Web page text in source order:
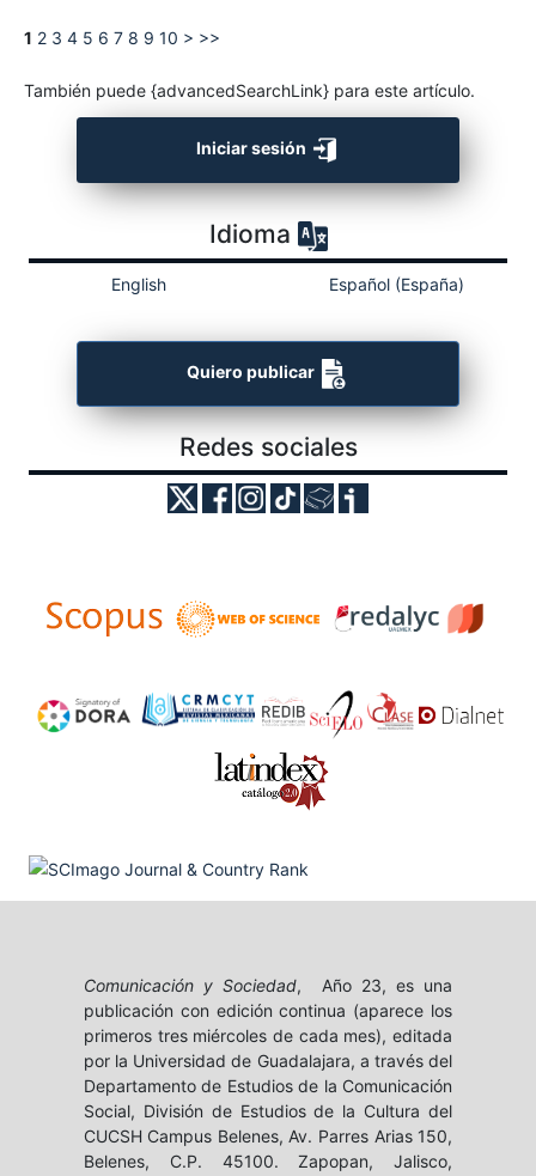
1 2 3 4 5 6 7 8 9 10 > >>
También puede {advancedSearchLink} para este artículo.
Iniciar sesión
Idioma
English Español (España)
Quiero publicar
Redes sociales
Comunicación y Sociedad, Año 23, es una
publicación con edición continua (aparece los
primeros tres miércoles de cada mes), editada
por la Universidad de Guadalajara, a través del
Departamento de Estudios de la Comunicación
Social, División de Estudios de la Cultura del
CUCSH Campus Belenes, Av. Parres Arias 150,
Belenes, C.P. 45100. Zapopan, Jalisco,